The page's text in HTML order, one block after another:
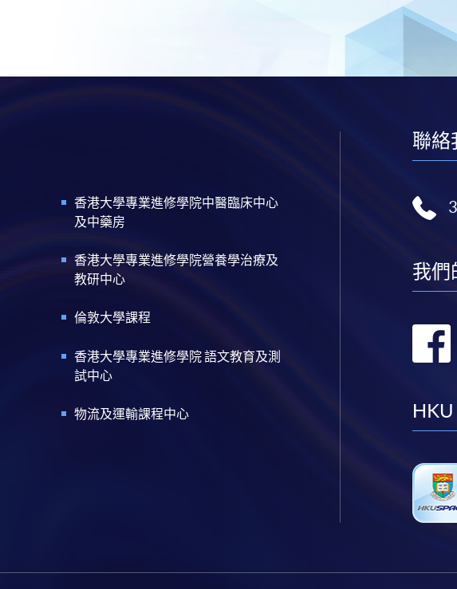
香港大學專業進修學院中醫臨床中心
及中藥房
香港大學專業進修學院營養學治療及
教研中心
倫敦大學課程
香港大學專業進修學院 語文教育及測
試中心
物流及運輸課程中心
聯絡
我們
HKU